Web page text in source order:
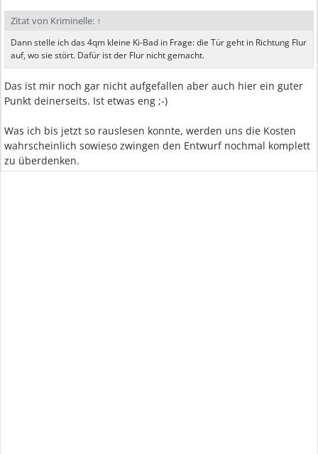
Zitat von Kriminelle: ↑
Dann stelle ich das 4qm kleine Ki-Bad in Frage: die Tür geht in Richtung Flur
auf, wo sie stört. Dafür ist der Flur nicht gemacht.
Das ist mir noch gar nicht aufgefallen aber auch hier ein guter
Punkt deinerseits. Ist etwas eng ;-)
Was ich bis jetzt so rauslesen konnte, werden uns die Kosten
wahrscheinlich sowieso zwingen den Entwurf nochmal komplett
zu überdenken.